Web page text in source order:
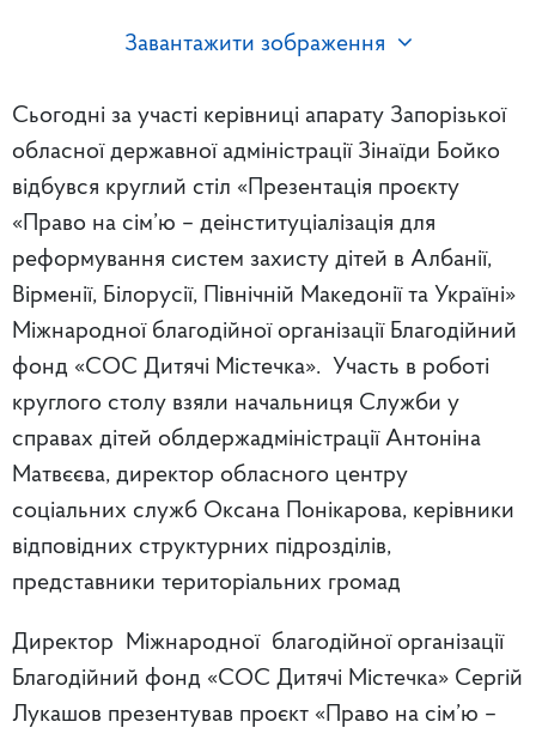
Завантажити зображення
Сьогодні за участі керівниці апарату Запорізької
обласної державної адміністрації Зінаїди Бойко
відбувся круглий стіл «Презентація проєкту
«Право на сім’ю – деінституціалізація для
реформування систем захисту дітей в Албанії,
Вірменії, Білорусії, Північній Македонії та Україні»
Міжнародної благодійної організації Благодійний
фонд «СОС Дитячі Містечка». Участь в роботі
круглого столу взяли начальниця Служби у
справах дітей облдержадміністрації Антоніна
Матвєєва, директор обласного центру
соціальних служб Оксана Понікарова, керівники
відповідних структурних підрозділів,
представники територіальних громад
Директор Міжнародної благодійної організації
Благодійний фонд «СОС Дитячі Містечка» Сергій
Лукашов презентував проєкт «Право на сім’ю –